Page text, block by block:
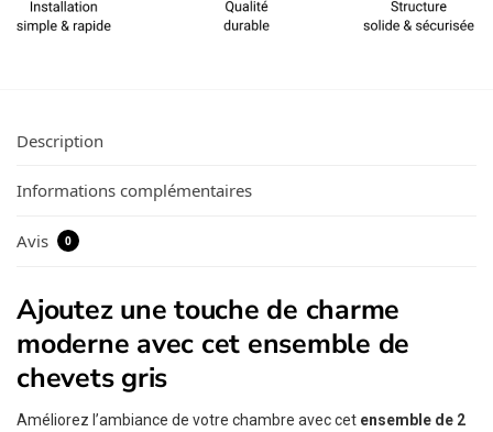
Description
Informations complémentaires
Avis 0
Ajoutez une touche de charme
moderne avec cet ensemble de
chevets gris
Améliorez l’ambiance de votre chambre avec cet ensemble de 2